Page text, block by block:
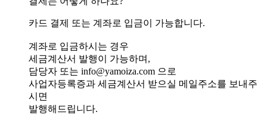
카드 결제 또는 계좌로 입금이 가능합니다.
계좌로 입금하시는 경우
세금계산서 발행이 가능하며,
담당자 또는 info@yamoiza.com 으로
사업자등록증과 세금계산서 받으실 메일주소를 보내주
시면
발행해드립니다.